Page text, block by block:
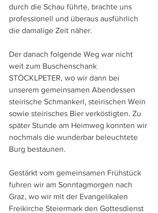
durch die Schau führte, brachte uns
professionell und überaus ausführlich
die damalige Zeit näher.
Der danach folgende Weg war nicht
weit zum Buschenschank
STÖCKLPETER, wo wir dann bei
unserem gemeinsamen Abendessen
steirische Schmankerl, steirischen Wein
sowie steirisches Bier verköstigten. Zu
später Stunde am Heimweg konnten wir
nochmals die wunderbar beleuchtete
Burg bestaunen.
Gestärkt vom gemeinsamen Frühstück
fuhren wir am Sonntagmorgen nach
Graz, wo wir mit der Evangelikalen
Freikirche Steiermark den Gottesdienst